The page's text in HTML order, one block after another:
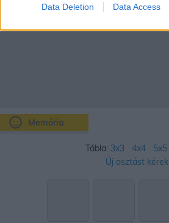
Data Deletion Data Access
Memória
Tábla: 3x3 4x4 5x5
Új osztást kérek